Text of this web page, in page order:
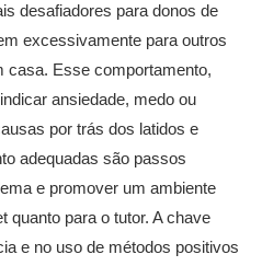
desafiadores para donos de
excessivamente para outros
casa. Esse comportamento,
ansiedade, medo ou
por trás dos latidos e
adequadas são passos
e promover um ambiente
quanto para o tutor. A chave
e no uso de métodos positivos